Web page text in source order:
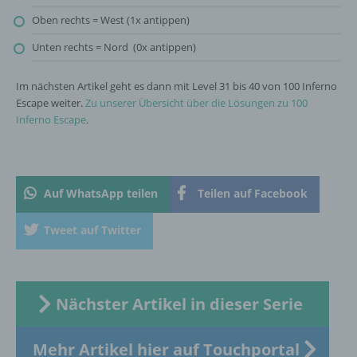
Oben rechts = West (1x antippen)
Unten rechts = Nord (0x antippen)
Im nächsten Artikel geht es dann mit Level 31 bis 40 von 100 Inferno
Escape weiter.Zu unserer Übersicht über die Lösungen zu 100
Inferno Escape.
Auf WhatsApp teilen Teilen auf Facebook
Tweet auf Twitter
Nächster Artikel in dieser Serie
Mehr Artikel hier auf Touchportal
gemeinsam mit anderen über die Zwecke
und Mittel der Verarbeitung von
personenbezogenen Daten entscheidet.
Verarbeitung durch das Unionsrecht oder
das Recht der Mitgliedstaaten vorgegeben,
so kann der Verantwortliche
Mitgliedstaaten vorgesehen werden.
h) Auftragsverarbeiter
oder andere Stelle, die personenbezogene